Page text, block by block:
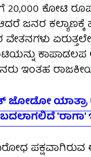
20,000 ಕೋಟಿ
ಜನರ
ಜನರು ಇಂತಹ
ಜೋಡೋ ಯಾತ್ರಾ
ಬದಲಾಗಲಿದೆ